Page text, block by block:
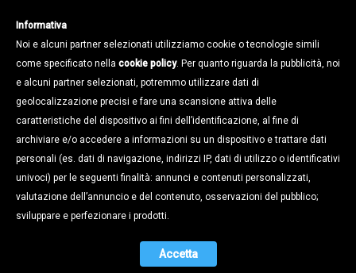
Notizie
Informativa
Noi e alcuni partner selezionati utilizziamo cookie o tecnologie simili
come specificato nella cookie policy. Per quanto riguarda la pubblicità, noi
e alcuni partner selezionati, potremmo utilizzare dati di
geolocalizzazione precisi e fare una scansione attiva delle
caratteristiche del dispositivo ai fini dell’identificazione, al fine di
archiviare e/o accedere a informazioni su un dispositivo e trattare dati
personali (es. dati di navigazione, indirizzi IP, dati di utilizzo o identificativi
univoci) per le seguenti finalità: annunci e contenuti personalizzati,
valutazione dell’annuncio e del contenuto, osservazioni del pubblico;
sviluppare e perfezionare i prodotti.
Accetta